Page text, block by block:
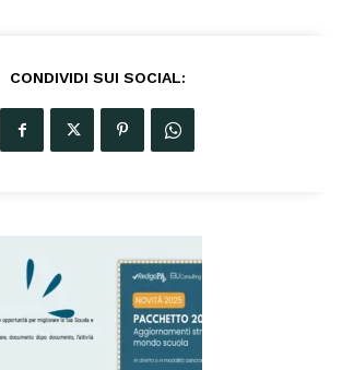
CONDIVIDI SUI SOCIAL: